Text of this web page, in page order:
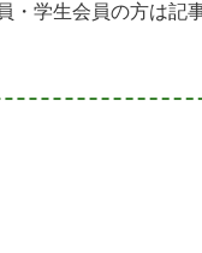
・学生会員の方は記